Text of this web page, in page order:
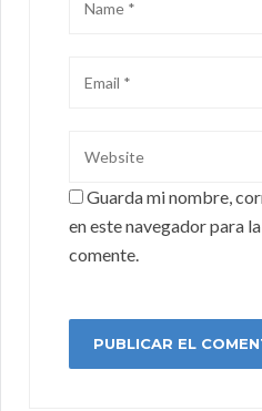
Guarda mi nombre,
en este navegador para
comente.